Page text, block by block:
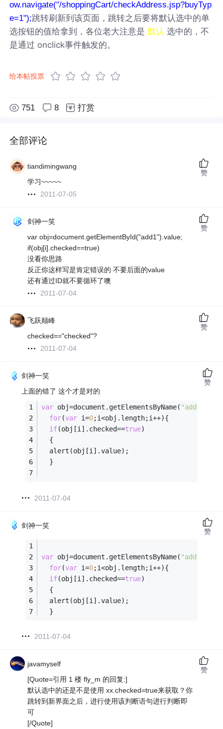
ow.navigate("/shoppingCart/checkAddress.jsp?buyTyp
e=1");跳转刷新到该页面，跳转之后要将默认选中的单
选按钮的值给拿到，各位老大注意是默认 选中的，不
是通过 onclick事件触发的。
给本帖投票
751 8 打赏
全部评论
tiandimingwang
学习~~~~~
2011-07-05
赞
剑神一笑
var obj=document.getElementById("add1").value;
if(obj[i].checked==true)
没看你思路
反正你这样写是肯定错误的 不要后面的value
还有通过ID就不要循环了噢
2011-07-04
赞
飞跃颠峰
checked=="checked"?
2011-07-04
赞
剑神一笑
上面的错了 这个才是对的
var obj=document.getElementsByName( "address"
for(var i=0;i<obj.length;i++){
if(obj[i].checked==true)
  {
  alert(obj[i].value);
  }
2011-07-04
赞
剑神一笑
var obj=document.getElementsByName( "add1"
for(var i=0;i<obj.length;i++){
if(obj[i].checked==true)
  {
  alert(obj[i].value);
  }
2011-07-04
赞
javamyself
[Quote=引用 1 楼 fly_m 的回复:]
默认选中的还是不是使用 xx.checked=true来获取？你
跳转到新界面之后，进行使用该判断语句进行判断即
可
[/Quote]
赞